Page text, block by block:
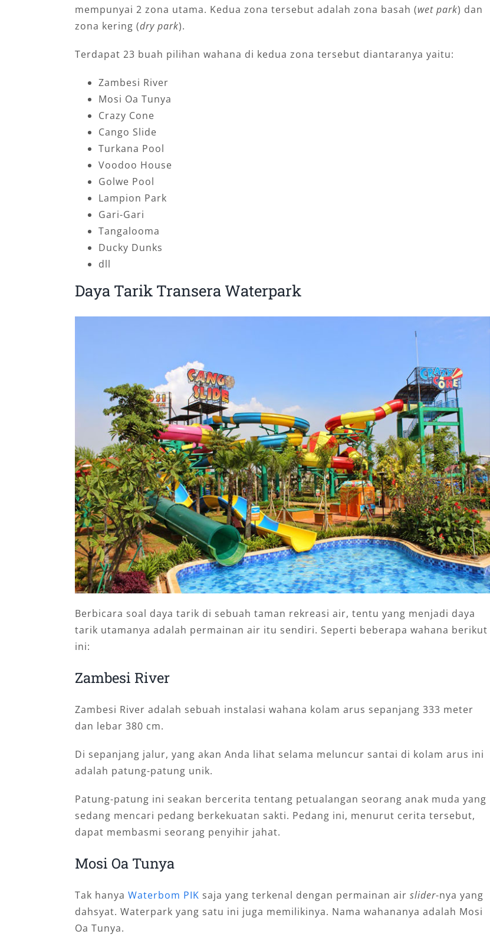
mempunyai 2 zona utama. Kedua zona tersebut adalah zona basah (wet park) dan
zona kering (dry park).
Terdapat 23 buah pilihan wahana di kedua zona tersebut diantaranya yaitu:
Zambesi River
Mosi Oa Tunya
Crazy Cone
Cango Slide
Turkana Pool
Voodoo House
Golwe Pool
Lampion Park
Gari-Gari
Tangalooma
Ducky Dunks
dll
Daya Tarik Transera Waterpark
Berbicara soal daya tarik di sebuah taman rekreasi air, tentu yang menjadi daya
tarik utamanya adalah permainan air itu sendiri. Seperti beberapa wahana berikut
ini:
Zambesi River
Zambesi River adalah sebuah instalasi wahana kolam arus sepanjang 333 meter
dan lebar 380 cm.
Di sepanjang jalur, yang akan Anda lihat selama meluncur santai di kolam arus ini
adalah patung-patung unik.
Patung-patung ini seakan bercerita tentang petualangan seorang anak muda yang
sedang mencari pedang berkekuatan sakti. Pedang ini, menurut cerita tersebut,
dapat membasmi seorang penyihir jahat.
Mosi Oa Tunya
Tak hanya Waterbom PIK saja yang terkenal dengan permainan air slider-nya yang
dahsyat. Waterpark yang satu ini juga memilikinya. Nama wahananya adalah Mosi
Oa Tunya.